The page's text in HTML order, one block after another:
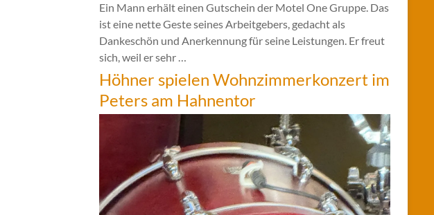
Ein Mann erhält einen Gutschein der Motel One Gruppe. Das
ist eine nette Geste seines Arbeitgebers, gedacht als
Dankeschön und Anerkennung für seine Leistungen. Er freut
sich, weil er sehr …
Höhner spielen Wohnzimmerkonzert im
Peters am Hahnentor